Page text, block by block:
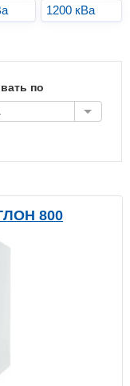
1200 кВа
по
800